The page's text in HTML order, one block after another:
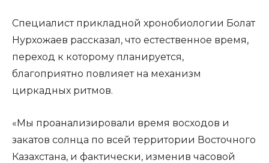
Специалист прикладной хронобиологии Болат
Нурхожаев рассказал, что естественное время,
переход к которому планируется,
благоприятно повлияет на механизм
циркадных ритмов.
«Мы проанализировали время восходов и
закатов солнца по всей территории Восточного
Казахстана, и фактически, изменив часовой